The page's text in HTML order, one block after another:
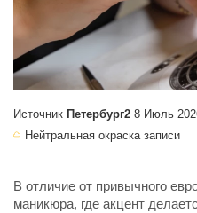
Источник Петербург2 8 Июль
Нейтральная окраска записи
В отличие от привычного
маникюра, где акцент